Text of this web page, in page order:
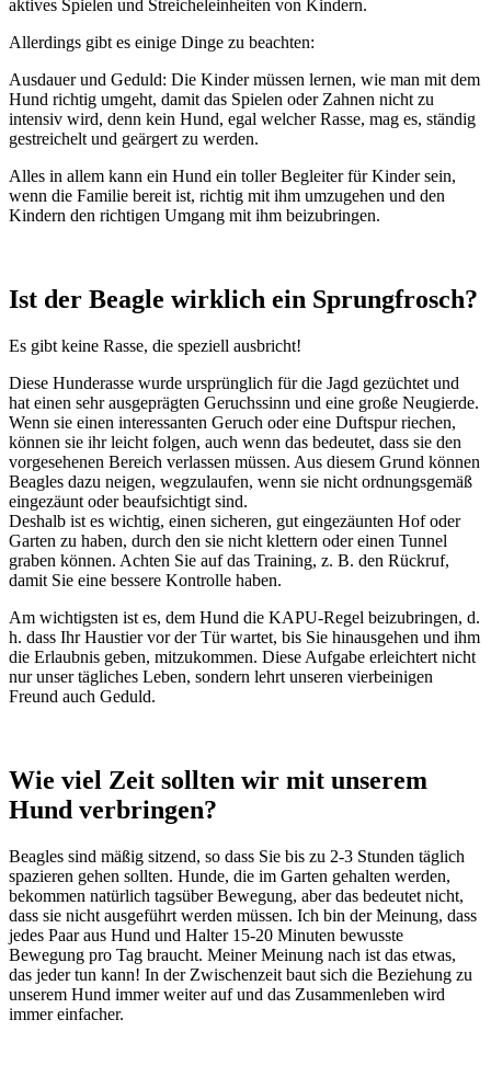
aktives Spielen und Streicheleinheiten von Kindern.
Allerdings gibt es einige Dinge zu beachten:
Ausdauer und Geduld: Die Kinder müssen lernen, wie man mit dem
Hund richtig umgeht, damit das Spielen oder Zahnen nicht zu
intensiv wird, denn kein Hund, egal welcher Rasse, mag es, ständig
gestreichelt und geärgert zu werden.
Alles in allem kann ein Hund ein toller Begleiter für Kinder sein,
wenn die Familie bereit ist, richtig mit ihm umzugehen und den
Kindern den richtigen Umgang mit ihm beizubringen.
Ist der Beagle wirklich ein Sprungfrosch?
Es gibt keine Rasse, die speziell ausbricht!
Diese Hunderasse wurde ursprünglich für die Jagd gezüchtet und
hat einen sehr ausgeprägten Geruchssinn und eine große Neugierde.
Wenn sie einen interessanten Geruch oder eine Duftspur riechen,
können sie ihr leicht folgen, auch wenn das bedeutet, dass sie den
vorgesehenen Bereich verlassen müssen. Aus diesem Grund können
Beagles dazu neigen, wegzulaufen, wenn sie nicht ordnungsgemäß
eingezäunt oder beaufsichtigt sind.
Deshalb ist es wichtig, einen sicheren, gut eingezäunten Hof oder
Garten zu haben, durch den sie nicht klettern oder einen Tunnel
graben können. Achten Sie auf das Training, z. B. den Rückruf,
damit Sie eine bessere Kontrolle haben.
Am wichtigsten ist es, dem Hund die KAPU-Regel beizubringen, d.
h. dass Ihr Haustier vor der Tür wartet, bis Sie hinausgehen und ihm
die Erlaubnis geben, mitzukommen. Diese Aufgabe erleichtert nicht
nur unser tägliches Leben, sondern lehrt unseren vierbeinigen
Freund auch Geduld.
Wie viel Zeit sollten wir mit unserem
Hund verbringen?
Beagles sind mäßig sitzend, so dass Sie bis zu 2-3 Stunden täglich
spazieren gehen sollten. Hunde, die im Garten gehalten werden,
bekommen natürlich tagsüber Bewegung, aber das bedeutet nicht,
dass sie nicht ausgeführt werden müssen. Ich bin der Meinung, dass
jedes Paar aus Hund und Halter 15-20 Minuten bewusste
Bewegung pro Tag braucht. Meiner Meinung nach ist das etwas,
das jeder tun kann! In der Zwischenzeit baut sich die Beziehung zu
unserem Hund immer weiter auf und das Zusammenleben wird
immer einfacher.